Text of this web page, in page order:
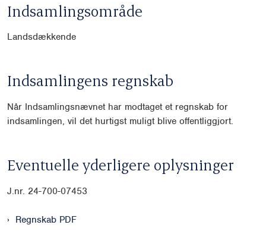
Indsamlingsområde
Landsdækkende
Indsamlingens regnskab
Når Indsamlingsnævnet har modtaget et regnskab for
indsamlingen, vil det hurtigst muligt blive offentliggjort.
Eventuelle yderligere oplysninger
J.nr. 24-700-07453
Regnskab PDF